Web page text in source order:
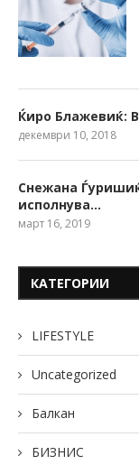
Ќиро Блажевиќ:
декември 10, 2018
Снежана
исполнува…
март 16, 2019
КАТЕГОРИИ
LIFESTYLE
Uncategorized
Балкан
БИЗНИС